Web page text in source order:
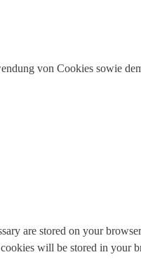
von Cookies sowie
are stored on your
will be stored in your